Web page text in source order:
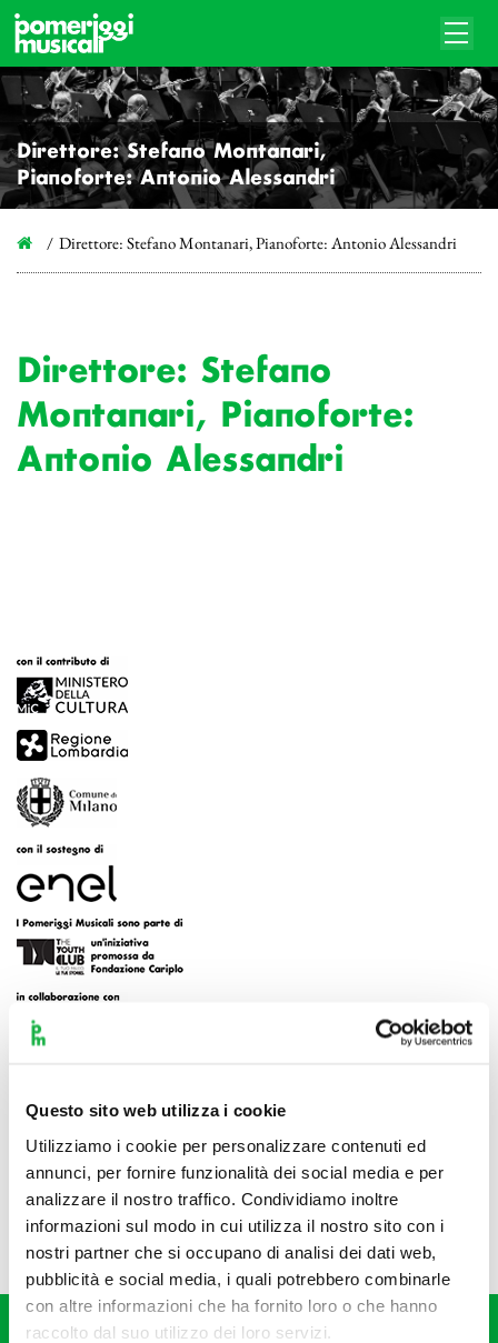
Questo sito web utilizza i cookie
Utilizziamo i cookie per personalizzare contenuti ed
annunci, per fornire funzionalità dei social media e per
analizzare il nostro traffico. Condividiamo inoltre
informazioni sul modo in cui utilizza il nostro sito con i
nostri partner che si occupano di analisi dei dati web,
pubblicità e social media, i quali potrebbero combinarle
con altre informazioni che ha fornito loro o che hanno
raccolto dal suo utilizzo dei loro servizi.
Direttore: Stefano Montanari,
Pianoforte: Antonio Alessandri
Direttore: Stefano Montanari, Pianoforte: Antonio Alessandri
Direttore: Stefano
Montanari, Pianoforte:
Antonio Alessandri